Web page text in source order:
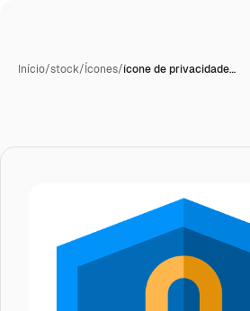
Início/stock/Ícones/ícone de privacidade…